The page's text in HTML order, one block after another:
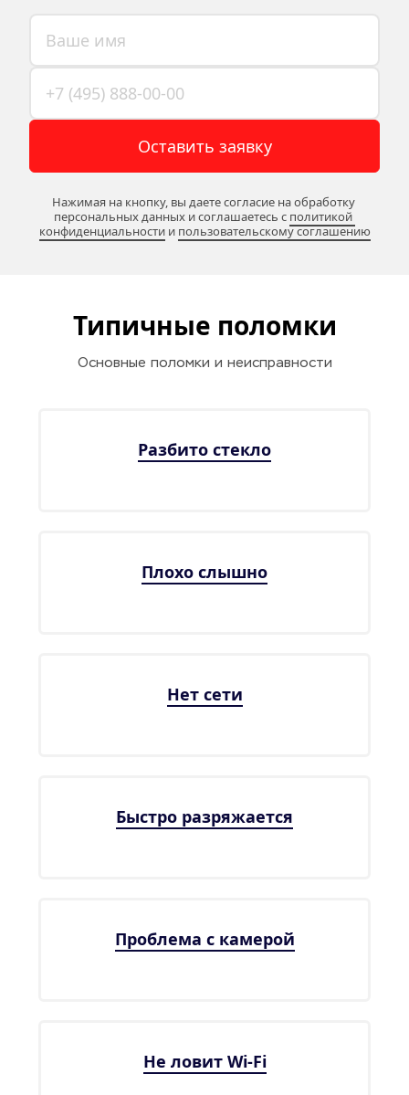
Оставить заявку
Нажимая на кнопку, вы даете согласие на обработку
персональных данных и соглашаетесь c политикой
конфиденциальности и пользовательскому соглашению
Типичные поломки
Основные поломки и неисправности
Разбито стекло
Плохо слышно
Нет сети
Быстро разряжается
Проблема с камерой
Не ловит Wi-Fi